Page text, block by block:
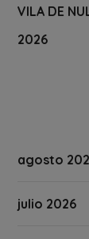
VILA DE
2026
agosto
julio 2026